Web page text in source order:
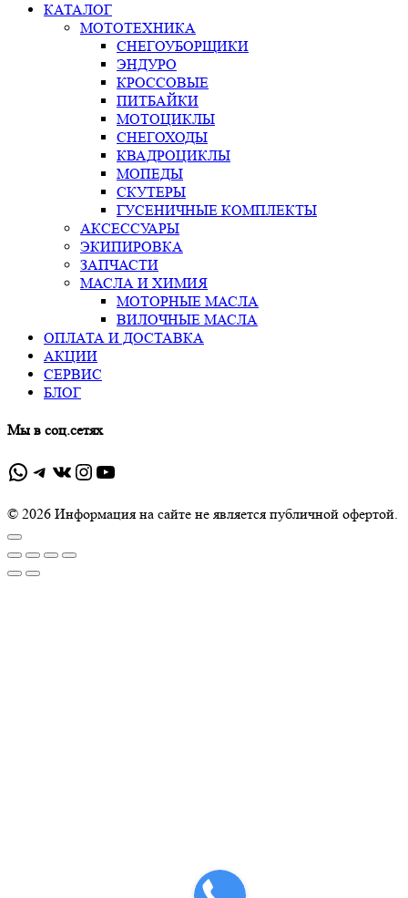
КАТАЛОГ
МОТОТЕХНИКА
СНЕГОУБОРЩИКИ
ЭНДУРО
КРОССОВЫЕ
ПИТБАЙКИ
МОТОЦИКЛЫ
СНЕГОХОДЫ
КВАДРОЦИКЛЫ
МОПЕДЫ
СКУТЕРЫ
ГУСЕНИЧНЫЕ КОМПЛЕКТЫ
АКСЕССУАРЫ
ЭКИПИРОВКА
ЗАПЧАСТИ
МАСЛА И ХИМИЯ
МОТОРНЫЕ МАСЛА
ВИЛОЧНЫЕ МАСЛА
ОПЛАТА И ДОСТАВКА
АКЦИИ
СЕРВИС
БЛОГ
Мы в соц.сетях
WhatsApp
Telegram
ВКонтакте
Instagram
YouTube
© 2026 Информация на сайте не является публичной офертой.